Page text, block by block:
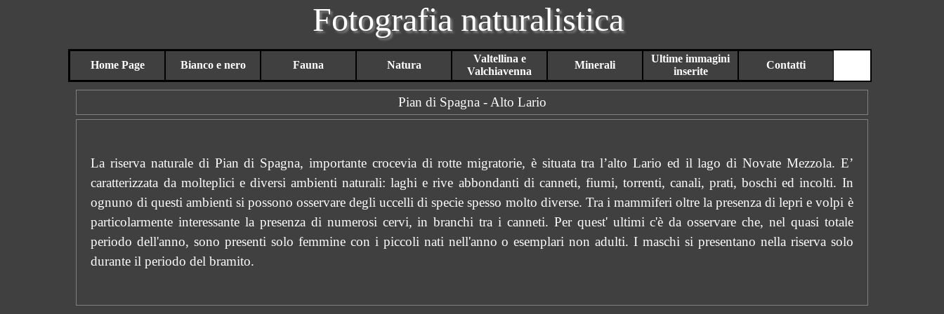
Fotografia naturalistica
Salta menù
Home Page Bianco e nero ▼
Fauna ▼
Natura ▼
Valtellina e
Valchiavenna
▼
Minerali ▼
Ultime immagini
inserite
Contatti
Pian di Spagna - Alto Lario
La riserva naturale di Pian di Spagna, importante crocevia di rotte migratorie, è situata tra l’alto Lario ed il lago di Novate Mezzola. E’
caratterizzata da molteplici e diversi ambienti naturali: laghi e rive abbondanti di canneti, fiumi, torrenti, canali, prati, boschi ed incolti. In
ognuno di questi ambienti si possono osservare degli uccelli di specie spesso molto diverse. Tra i mammiferi oltre la presenza di lepri e volpi è
particolarmente interessante la presenza di numerosi cervi, in branchi tra i canneti. Per quest' ultimi c'è da osservare che, nel quasi totale
periodo dell'anno, sono presenti solo femmine con i piccoli nati nell'anno o esemplari non adulti. I maschi si presentano nella riserva solo
durante il periodo del bramito.